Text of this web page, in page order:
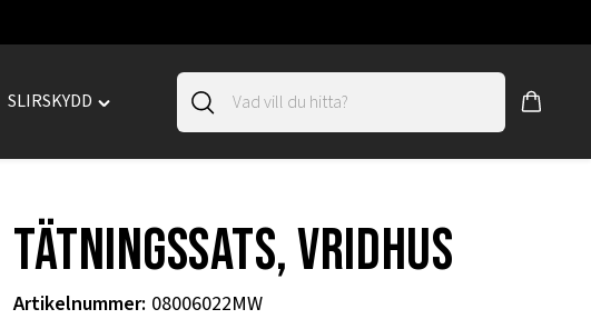
SLIRSKYDD
Toggle
Tätningssats, vridhus
Artikelnummer: 08006022MW